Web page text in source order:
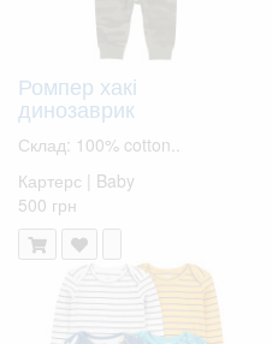
Ромпер хакі
динозаврик
Склад: 100% cotton..
Картерс | Baby
500 грн